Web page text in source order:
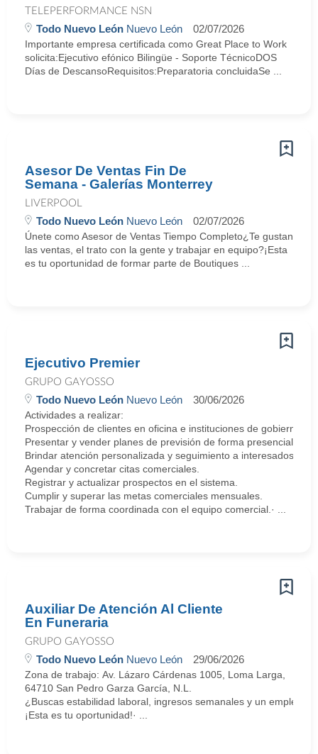
TELEPERFORMANCE NSN
Todo Nuevo León Nuevo León 02/07/2026
Importante empresa certificada como Great Place to Work
solicita:Ejecutivo efónico Bilingüe - Soporte TécnicoDOS
Días de DescansoRequisitos:Preparatoria concluidaSe ...
Asesor De Ventas Fin De
Semana - Galerías Monterrey
LIVERPOOL
Todo Nuevo León Nuevo León 02/07/2026
Únete como Asesor de Ventas Tiempo Completo¿Te gustan
las ventas, el trato con la gente y trabajar en equipo?¡Esta
es tu oportunidad de formar parte de Boutiques ...
Ejecutivo Premier
GRUPO GAYOSSO
Todo Nuevo León Nuevo León 30/06/2026
Actividades a realizar:
Prospección de clientes en oficina e instituciones de gobierno.
Presentar y vender planes de previsión de forma presencial.
Brindar atención personalizada y seguimiento a interesados.
Agendar y concretar citas comerciales.
Registrar y actualizar prospectos en el sistema.
Cumplir y superar las metas comerciales mensuales.
Trabajar de forma coordinada con el equipo comercial.· ...
Auxiliar De Atención Al Cliente
En Funeraria
GRUPO GAYOSSO
Todo Nuevo León Nuevo León 29/06/2026
Zona de trabajo: Av. Lázaro Cárdenas 1005, Loma Larga,
64710 San Pedro Garza García, N.L.
¿Buscas estabilidad laboral, ingresos semanales y un empleo
¡Esta es tu oportunidad!· ...